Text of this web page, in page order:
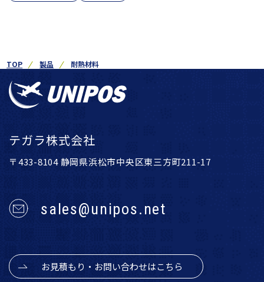
TOP 製品 耐熱材料
テガラ株式会社
〒433-8104 静岡県浜松市中央区東三方町211-17
sales@unipos.net
お見積もり・お問い合わせはこちら